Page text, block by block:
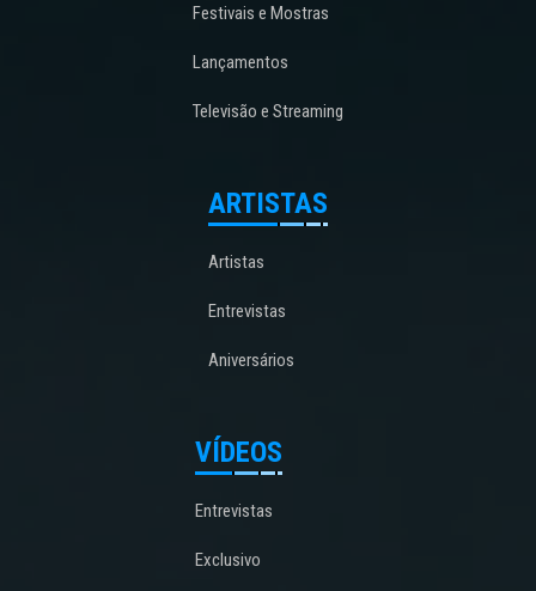
Festivais e Mostras
Lançamentos
Televisão e Streaming
ARTISTAS
Artistas
Entrevistas
Aniversários
VÍDEOS
Entrevistas
Exclusivo